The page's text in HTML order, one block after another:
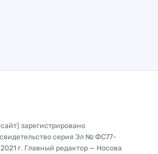
зарегистрировано
серия Эл № ФС77-
г. Главный редактор — Носова